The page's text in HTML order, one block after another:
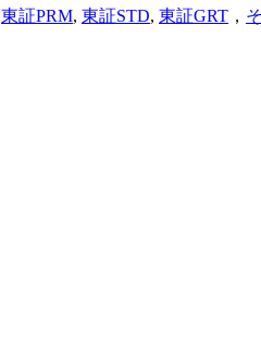
東証PRM, 東証STD, 東証GRT ，